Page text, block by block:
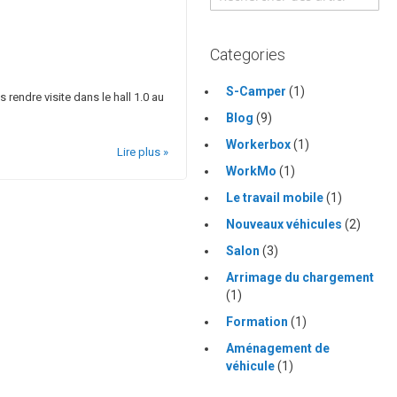
visite dans le hall 1.0 au
Lire plus »
Categories
S-Camper (1)
Blog (9)
Workerbox(1)
WorkMo (1)
Le travail mobile(1)
Nouveaux véhicules (2)
Salon (3)
Arrimage du chargement
(1)
Formation (1)
Aménagement de
véhicule(1)